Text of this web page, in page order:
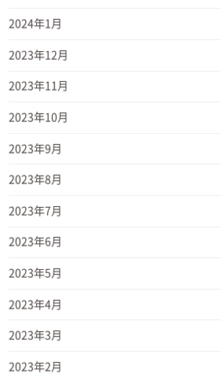
2024年1月
2023年12月
2023年11月
2023年10月
2023年9月
2023年8月
2023年7月
2023年6月
2023年5月
2023年4月
2023年3月
2023年2月